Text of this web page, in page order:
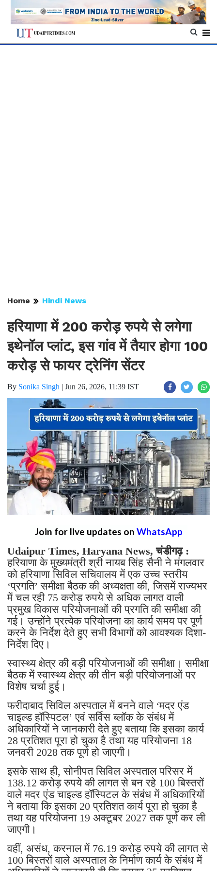
Home Hindi News
हरियाणा में 200 करोड़ रुपये से लगेगा
इथेनॉल प्लांट, इस गांव में तैयार होगा 100
करोड़ से फायर ट्रेनिंग सेंटर
By Sonika Singh | Jun 26, 2026, 11:39 IST
Join for live updates on WhatsApp
Udaipur Times, Haryana News, चंडीगढ़ :
हरियाणा के मुख्यमंत्री श्री नायब सिंह सैनी ने मंगलवार
को हरियाणा सिविल सचिवालय में एक उच्च स्तरीय
‘प्रगति’ समीक्षा बैठक की अध्यक्षता की, जिसमें राज्यभर
में चल रही 75 करोड़ रुपये से अधिक लागत वाली
प्रमुख विकास परियोजनाओं की प्रगति की समीक्षा की
गई। उन्होंने प्रत्येक परियोजना का कार्य समय पर पूर्ण
करने के निर्देश देते हुए सभी विभागों को आवश्यक दिशा-
निर्देश दिए।
स्वास्थ्य क्षेत्र की बड़ी परियोजनाओं की समीक्षा। समीक्षा
बैठक में स्वास्थ्य क्षेत्र की तीन बड़ी परियोजनाओं पर
विशेष चर्चा हुई।
फरीदाबाद सिविल अस्पताल में बनने वाले ‘मदर एंड
चाइल्ड हॉस्पिटल’ एवं सर्विस ब्लॉक के संबंध में
अधिकारियों ने जानकारी देते हुए बताया कि इसका कार्य
28 प्रतिशत पूरा हो चुका है तथा यह परियोजना 18
जनवरी 2028 तक पूर्ण हो जाएगी।
इसके साथ ही, सोनीपत सिविल अस्पताल परिसर में
138.12 करोड़ रुपये की लागत से बन रहे 100 बिस्तरों
वाले मदर एंड चाइल्ड हॉस्पिटल के संबंध में अधिकारियों
ने बताया कि इसका 20 प्रतिशत कार्य पूरा हो चुका है
तथा यह परियोजना 19 अक्टूबर 2027 तक पूर्ण कर ली
जाएगी।
वहीं, असंध, करनाल में 76.19 करोड़ रुपये की लागत से
100 बिस्तरों वाले अस्पताल के निर्माण कार्य के संबंध में